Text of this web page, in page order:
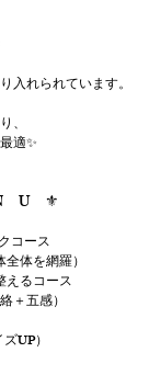
入れられています。
✨
U ⚜️
コース
を網羅）
るコース
五感）
）